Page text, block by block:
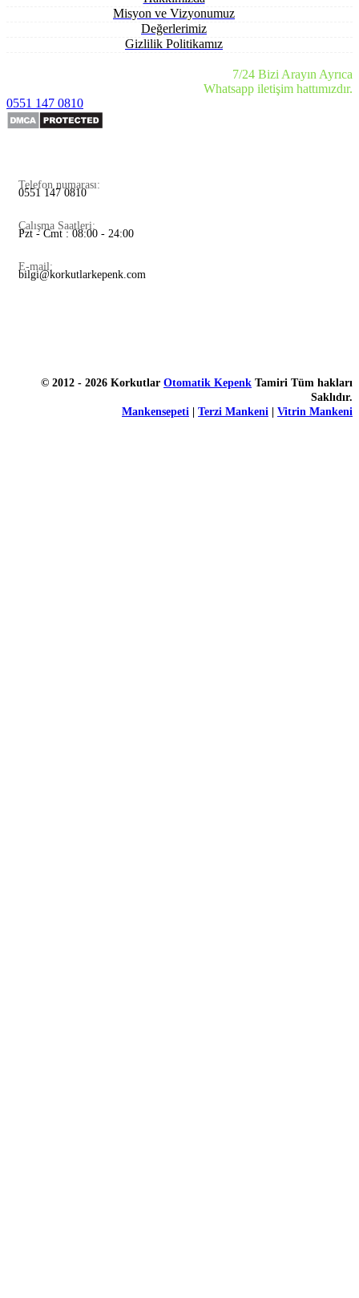
Misyon ve Vizyonumuz
Değerlerimiz
Gizlilik Politikamız
7/24 Bizi Arayın Ayrıca
Whatsapp iletişim hattımızdır.
0551 147 0810
Telefon numarası:
0551 147 0810
Çalışma Saatleri:
Pzt - Cmt : 08:00 - 24:00
E-mail:
bilgi@korkutlarkepenk.com
© 2012 - 2026 Korkutlar Otomatik Kepenk Tamiri Tüm hakları
Saklıdır.
Mankensepeti | Terzi Mankeni | Vitrin Mankeni